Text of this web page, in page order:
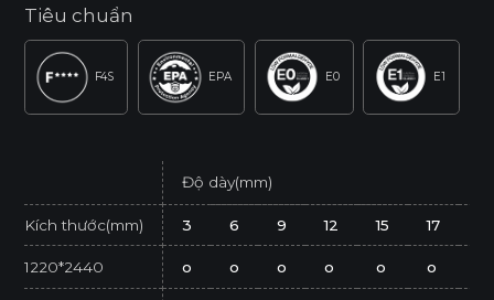
Tiêu chuẩn
F4S EPA E0 E1
Độ dày(mm)
Kích thước(mm) 3 6 9 12 15 17
1220*2440 o o o o o o